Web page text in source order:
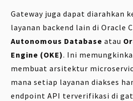
Gateway juga dapat diarahkan
layanan backend lain di Oracle
Autonomous Database atau
Engine (OKE). Ini
membuat arsitektur
mana setiap layanan diakses
endpoint API terverifikasi di